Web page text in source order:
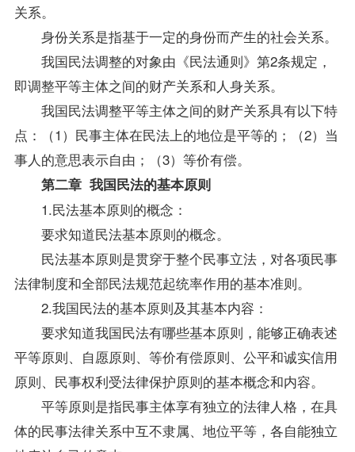
关系。
身份关系是指基于一定的身份而产生的社会关系。
我国民法调整的对象由《民法通则》第2条规定，
即调整平等主体之间的财产关系和人身关系。
我国民法调整平等主体之间的财产关系具有以下特
点：（1）民事主体在民法上的地位是平等的；（2）当
事人的意思表示自由；（3）等价有偿。
第二章 我国民法的基本原则
1.民法基本原则的概念：
要求知道民法基本原则的概念。
民法基本原则是贯穿于整个民事立法，对各项民事
法律制度和全部民法规范起统率作用的基本准则。
2.我国民法的基本原则及其基本内容：
要求知道我国民法有哪些基本原则，能够正确表述
平等原则、自愿原则、等价有偿原则、公平和诚实信用
原则、民事权利受法律保护原则的基本概念和内容。
平等原则是指民事主体享有独立的法律人格，在具
体的民事法律关系中互不隶属、地位平等，各自能独立